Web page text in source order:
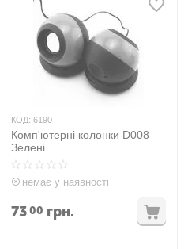
КОД: 6190
Комп'ютерні колонки D008
Зелені
немає у наявності
7300 грн.